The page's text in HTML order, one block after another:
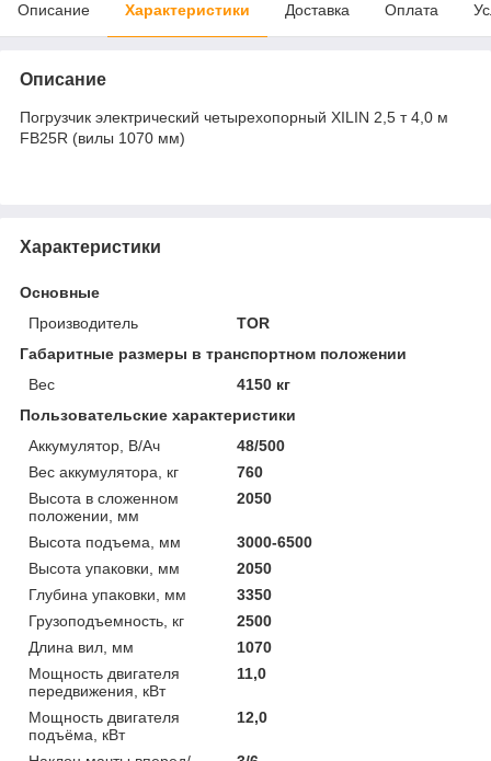
Описание Характеристики Доставка Оплата
Описание
Погрузчик электрический четырехопорный XILIN 2,5 т 4,0 м
FB25R (вилы 1070 мм)
Характеристики
Основные
Производитель
TOR
Габаритные размеры в транспортном положении
Вес
4150 кг
Пользовательские характеристики
Аккумулятор, В/Ач
48/500
Вес аккумулятора, кг
760
Высота в сложенном
положении, мм
2050
Высота подъема, мм
3000-6500
Высота упаковки, мм
2050
Глубина упаковки, мм
3350
Грузоподъемность, кг
2500
Длина вил, мм
1070
Мощность двигателя
передвижения, кВт
11,0
Мощность двигателя
подъёма, кВт
12,0